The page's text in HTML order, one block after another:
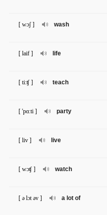
wash
[ wɔʃ ]
life
[ laif ]
teach
[ ti:ʧ ]
party
[ 'pɑ:ti ]
live
[ liv ]
watch
[ wɔʧ ]
a lot of
[ ə lɔt əv ]